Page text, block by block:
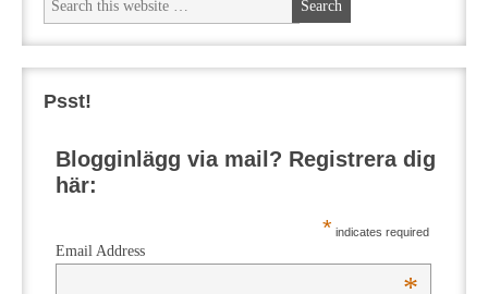
Psst!
Blogginlägg via mail? Registrera dig
här:
* indicates required
Email Address
*